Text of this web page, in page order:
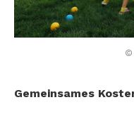
©
Gemeinsames